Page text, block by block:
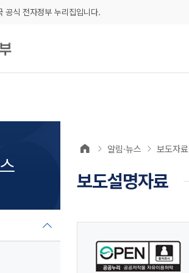
공식 전자정부 누리집입니다.
알림·뉴스 보도자료
보도설명자료